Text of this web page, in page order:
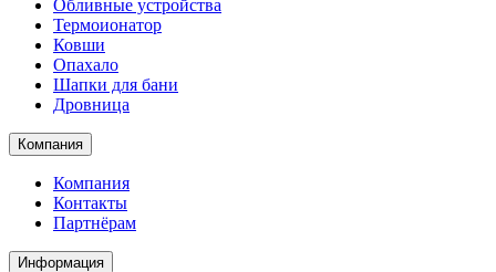
Обливные устройства
Термоионатор
Ковши
Опахало
Шапки для бани
Дровница
Компания
Компания
Контакты
Партнёрам
Информация